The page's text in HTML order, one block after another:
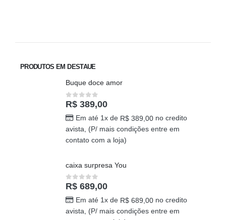
PRODUTOS EM DESTAUE
Buque doce amor
0out of 5
R$389,00
Em até 1x deR$
contato com a loja)
caixa surpresa You
0out of 5
R$689,00